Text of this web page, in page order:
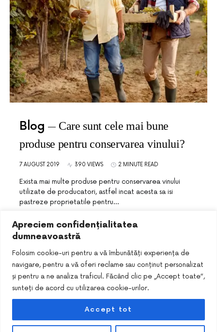
Apreciem confidențialitatea
dumneavoastră
Folosim cookie-uri pentru a vă îmbunătăți experiența de
navigare, pentru a vă oferi reclame sau conținut personalizat
și pentru a ne analiza traficul. Făcând clic pe „Accept toate”,
sunteți de acord cu utilizarea cookie-urilor.
Accept tot
Blog
Care sunt cele mai bune
produse pentru conservarea vinului?
7 AUGUST 2019 390 VIEWS 2 MINUTE READ
Exista mai multe produse pentru conservarea vinului
utilizate de producatori, astfel incat acesta sa isi
pastreze proprietatile pentru…
DESIGNED & DEVELOPED BYSMART SEO PACK